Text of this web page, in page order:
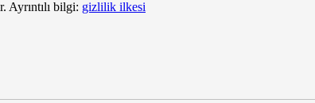
Ayrıntılı bilgi: gizlilik ilkesi